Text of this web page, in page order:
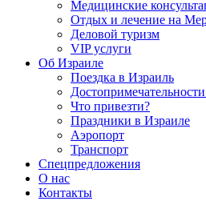
Медицинские
Отдых и лечение на
Деловой туризм
VIP услуги
Об Израиле
Поездка в Израиль
Что привезти?
Праздники в Израиле
Аэропорт
Транспорт
Спецпредложения
О нас
Контакты